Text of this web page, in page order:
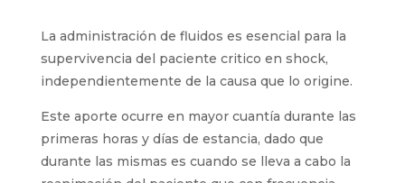
La administración de fluidos es esencial para la
supervivencia del paciente critico en shock,
independientemente de la causa que lo origine.
Este aporte ocurre en mayor cuantía durante las
primeras horas y días de estancia, dado que
durante las mismas es cuando se lleva a cabo la